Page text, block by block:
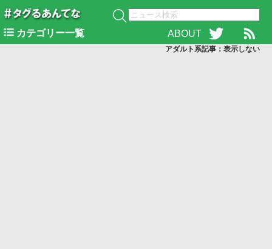
カテゴリー一覧 ABOUT
アダルト系記事：表示しない